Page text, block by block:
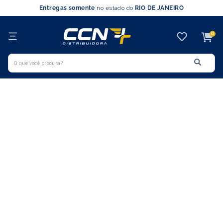
Entregas somente no estado do RIO DE JANEIRO
0